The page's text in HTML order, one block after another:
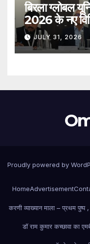
बिरला ग्लोबल
2026 के नए विधि
स्वागत बीबीए
एवं एलएल.एम.
विद्यार्थियों ने
JULY 31, 2026
Proudly powered by
HomeAdvertisement
करणी व्याख्यान माला – प्रथम पुष्प
डॉ राम कुमार कच्छावा का